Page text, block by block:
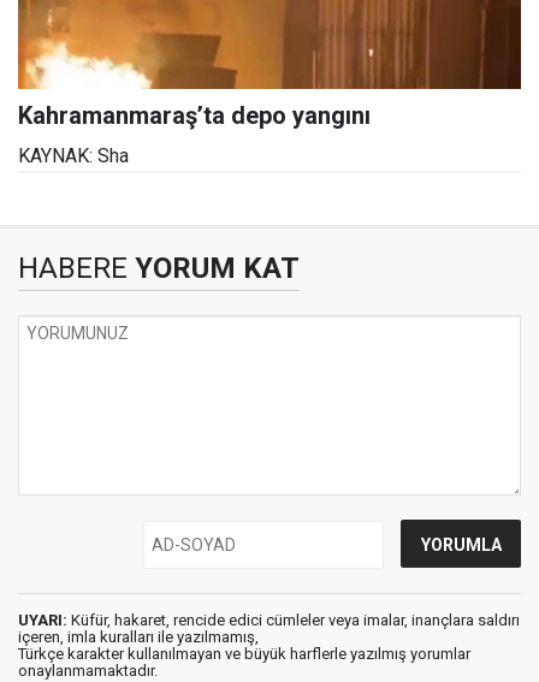
Kahramanmaraş’ta depo yangını
KAYNAK: Sha
HABERE YORUM KAT
UYARI: Küfür, hakaret, rencide edici cümleler veya imalar, inançlara saldırı
içeren, imla kuralları ile yazılmamış,
Türkçe karakter kullanılmayan ve büyük harflerle yazılmış yorumlar
onaylanmamaktadır.